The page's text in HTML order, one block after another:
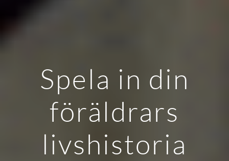
Spela in din
föräldrars
livshistoria